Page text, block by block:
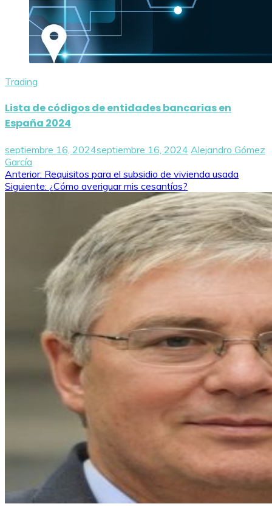
Trading
Lista de códigos de entidades bancarias en
España 2024
septiembre 16, 2024septiembre 16, 2024 Alejandro Gómez
García
Navegación
Anterior: Requisitos para el subsidio de vivienda usada
Siguiente: ¿Cómo averiguar mis cesantías?